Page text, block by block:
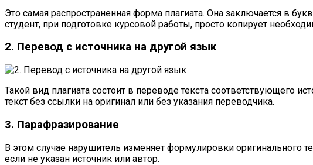
Это самая распространенная форма плагиата. Она заключается в
студент, при подготовке курсовой работы, просто копирует
2. Перевод с источника на другой язык
Такой вид плагиата состоит в переводе текста соответствующего
текст без ссылки на оригинал или без указания переводчика.
3. Парафразирование
В этом случае нарушитель изменяет формулировки оригинального
если не указан источник или автор.